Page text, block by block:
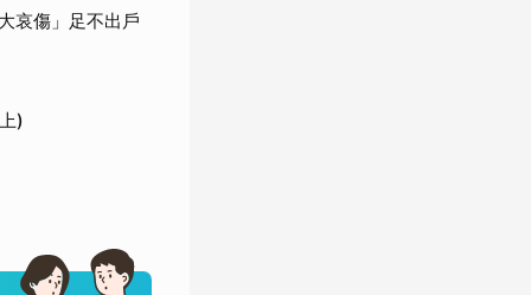
哀傷」足不出戶
)